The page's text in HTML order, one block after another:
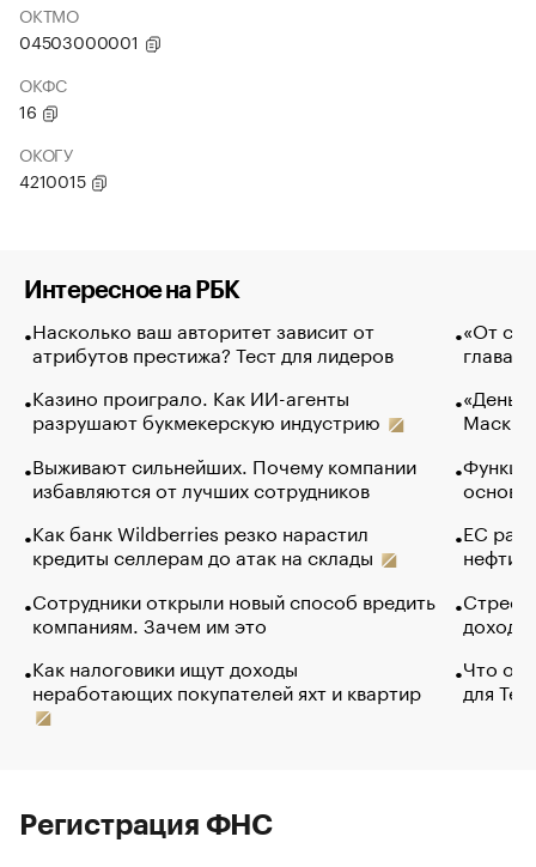
ОКТМО
04503000001
ОКФС
16
ОКОГУ
4210015
Интересное на РБК
Насколько ваш авторитет зависит от
атрибутов престижа? Тест для лидеров
Казино проиграло. Как ИИ-агенты
разрушают букмекерскую индустрию
Выживают сильнейших. Почему компании
избавляются от лучших сотрудников
Как банк Wildberries резко нарастил
кредиты селлерам до атак на склады
Сотрудники открыли новый способ вредить
компаниям. Зачем им это
Как налоговики ищут доходы
неработающих покупателей яхт и квартир
«От
глава
Маск в
основ
ЕС
нефти
Что
для
Регистрация ФНС